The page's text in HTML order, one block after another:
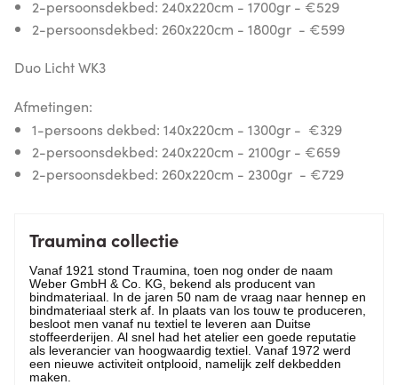
2-persoonsdekbed: 240x220cm - 1700gr - €529
2-persoonsdekbed: 260x220cm - 1800gr - €599
Duo Licht WK3
Afmetingen:
1-persoons dekbed: 140x220cm - 1300gr - €329
2-persoonsdekbed: 240x220cm - 2100gr - €659
2-persoonsdekbed: 260x220cm - 2300gr - €729
Traumina collectie
Vanaf 1921 stond Traumina, toen nog onder de naam
Weber GmbH & Co. KG, bekend als producent van
bindmateriaal. In de jaren 50 nam de vraag naar hennep en
bindmateriaal sterk af. In plaats van los touw te produceren,
besloot men vanaf nu textiel te leveren aan Duitse
stoffeerderijen. Al snel had het atelier een goede reputatie
als leverancier van hoogwaardig textiel. Vanaf 1972 werd
een nieuwe activiteit ontplooid, namelijk zelf dekbedden
maken.